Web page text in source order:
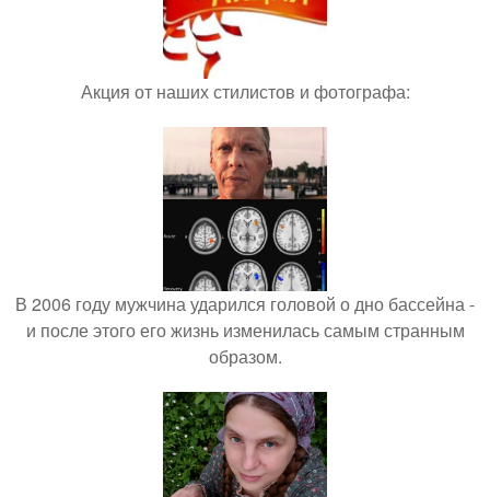
Акция от наших стилистов и фотографа:
В 2006 году мужчина ударился головой о дно бассейна -
и после этого его жизнь изменилась самым странным
образом.